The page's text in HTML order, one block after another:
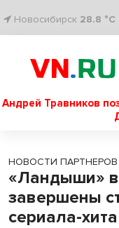
Новосибирск 28.8 °C
Андрей Травников
НОВОСТИ ПАРТНЕРОВ
«Ландыши»
завершены
сериала-хита